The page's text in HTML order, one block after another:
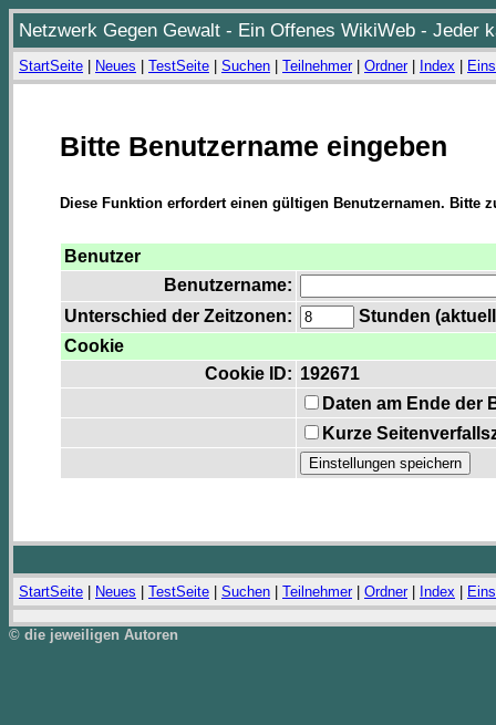
Netzwerk Gegen Gewalt - Ein Offenes WikiWeb - Jeder
StartSeite Neues TestSeite Suchen Teilnehmer| Ordner| Index
Bitte Benutzername eingeben
Diese Funktion erfordert einen gültigen Benutzernamen. Bitte
Benutzer
Benutzername:
Unterschied der Zeitzonen:
Stunden
Cookie
Cookie ID: 192671
Daten am Ende der
Kurze
StartSeite Neues TestSeite Suchen Teilnehmer| Ordner| Index
© die jeweiligen Autoren